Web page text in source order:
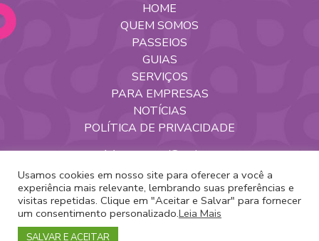
HOME
QUEM SOMOS
PASSEIOS
GUIAS
SERVIÇOS
PARA EMPRESAS
NOTÍCIAS
POLÍTICA DE PRIVACIDADE
Nossas Redes
Copyright 2020 -
Usamos cookies em nosso site para oferecer a você a
experiência mais relevante, lembrando suas preferências e
visitas repetidas. Clique em "Aceitar e Salvar" para fornecer
um consentimento personalizado.Leia Mais
SALVAR E ACEITAR